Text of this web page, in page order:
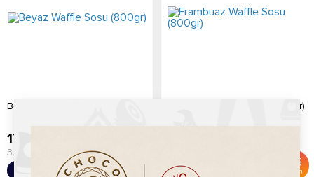
Beyaz Waffle Sosu (800gr)
%
İndirim
179.20
325.00
Sepete Ekle
Frambuaz Waffle Sosu (800gr)
45
İndirim
Sepete Ekle